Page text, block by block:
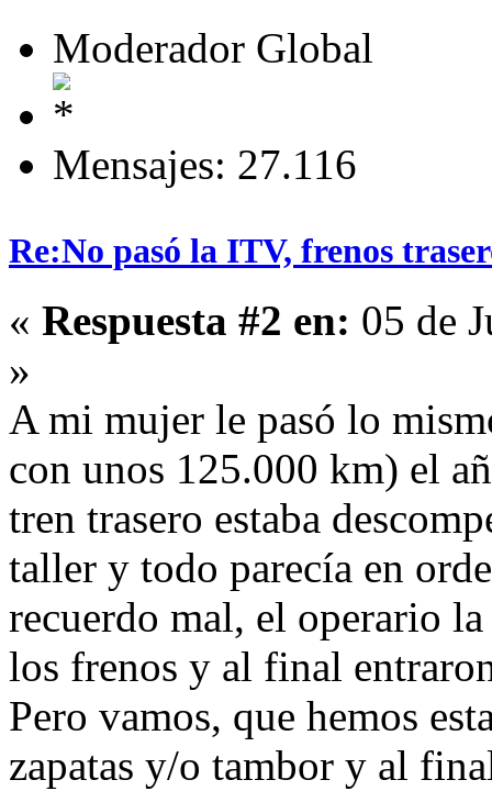
Moderador Global
Mensajes: 27.116
Re:No pasó la ITV, frenos
« Respuesta #2 en: 05 de
»
A mi mujer le pasó lo
con unos 125.000 km) el
tren trasero estaba
taller y todo parecía en
recuerdo mal, el operario
los frenos y al final
Pero vamos, que hemos
zapatas y/o tambor y al